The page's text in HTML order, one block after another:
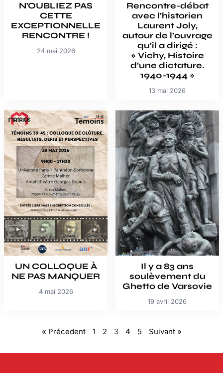
N’OUBLIEZ PAS
CETTE
EXCEPTIONNELLE
RENCONTRE !
24 mai 2026
Rencontre-débat
avec l’historien
Laurent Joly,
autour de l’ouvrage
qu’il a dirigé :
« Vichy, Histoire
d’une dictature.
1940-1944 »
13 mai 2026
UN COLLOQUE À
NE PAS MANQUER
4 mai 2026
Il y a 83 ans
soulèvement du
Ghetto de Varsovie
19 avril 2026
« Précedent 1 2 3 4 5 Suivant »